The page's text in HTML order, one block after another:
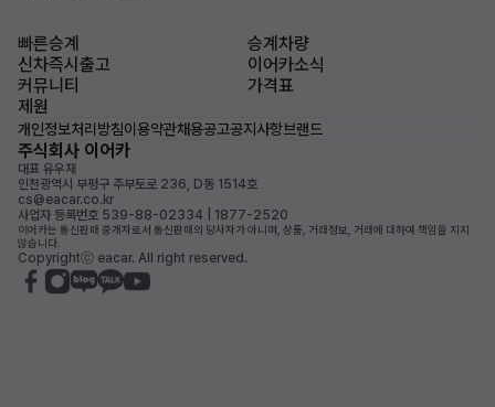
빠른승계
승계차량
신차즉시출고
이어카소식
커뮤니티
가격표
제원
개인정보처리방침이용약관채용공고공지사항브랜드
주식회사 이어카
대표 유우재
인천광역시 부평구 주부토로 236, D동 1514호
cs@eacar.co.kr
사업자 등록번호 539-88-02334 | 1877-2520
이어카는 통신판매 중개자로서 통신판매의 당사자가 아니며, 상품, 거래정보, 거래에 대하여 책임을 지지
않습니다.
Copyrightⓒ eacar. All right reserved.